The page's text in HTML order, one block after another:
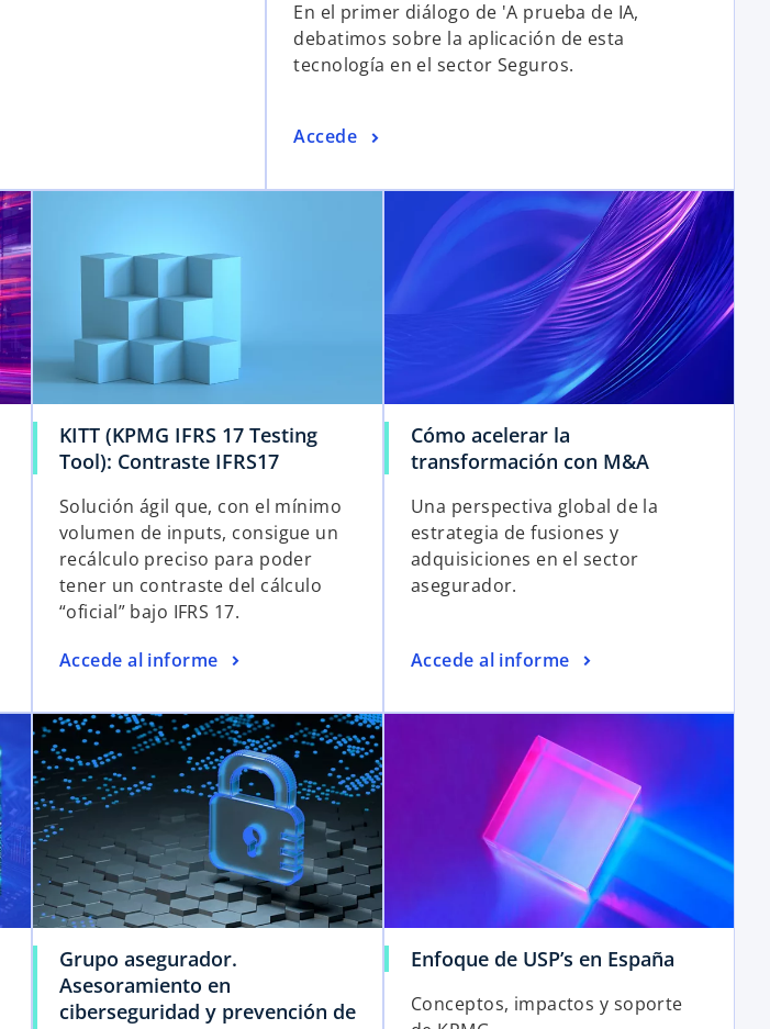
En el primer diálogo de 'A prueba de IA,
debatimos sobre la aplicación de esta
tecnología en el sector Seguros.
Accede
KITT (KPMG IFRS 17 Testing
Tool): Contraste IFRS17
Solución ágil que, con el mínimo
volumen de inputs, consigue un
recálculo preciso para poder
tener un contraste del cálculo
“oficial” bajo IFRS 17.
Accede al informe
Cómo acelerar la
transformación con M&A
Una perspectiva global de la
estrategia de fusiones y
adquisiciones en el sector
asegurador.
Accede al informe
Grupo asegurador.
Asesoramiento en
ciberseguridad y prevención de
Enfoque de USP’s en España
Conceptos, impactos y soporte